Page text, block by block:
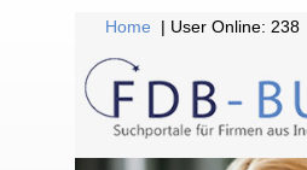
Home | User Online: 238